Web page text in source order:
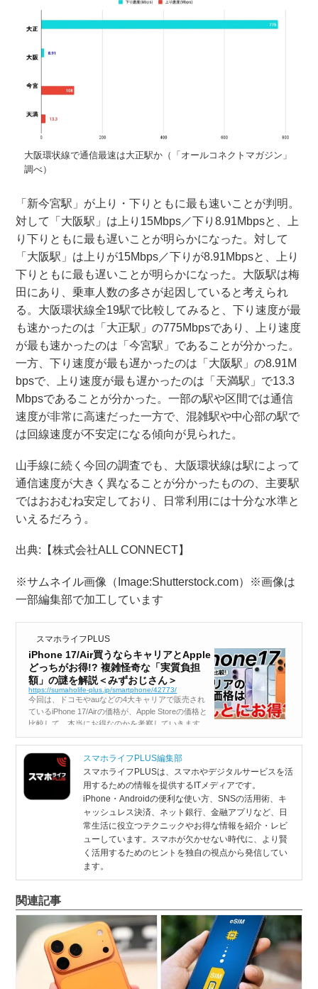
大阪環状線で通信最速は大正駅か（「オールコネクトマガジン」
調べ）
「新今宮駅」が上り・下りともに最も速いことが判明。
対して「大阪駅」は上り15Mbps／下り8.91Mbpsと、上
り下りともに最も遅いことが明らかになった。対して
「大阪駅」は上りが15Mbps／下りが8.91Mbpsと、上り
下りともに最も遅いことが明らかになった。大阪駅は梅
田にあり、乗車人数の多さが起因していると考えられ
る。大阪環状線全19駅で比較してみると、下り速度が最
も速かったのは「大正駅」の775Mbpsであり、上り速度
が最も速かったのは「今宮駅」であることが分かった。
一方、下り速度が最も遅かったのは「大阪駅」の8.91M
bpsで、上り速度が最も遅かったのは「天満駅」で13.3
Mbpsであることが分かった。一部の駅や区間では通信
速度が非常に高速だった一方で、混雑駅や中心部の駅で
は回線速度が不安定になる傾向が見られた。
山手線に続く今回の調査でも、大阪環状線は駅によって
通信速度が大きく異なることが分かったものの、主要駅
ではおおむね安定しており、日常利用には十分な水準と
いえるだろう。
出典:【株式会社ALL CONNECT】
※サムネイル画像（Image:Shutterstock.com）※画像は
一部編集部で加工しています
スマホライフPLUS
iPhone 17/Air買うならキャリアとApple
どっちがお得!? 複雑怪奇な「実質負担
額」の謎を解説＜みずおじさん＞
https://sumaholife-plus.jp/smartphone/42773/
今回は、ドコモやauなどの4大キャリアで販売され
ているiPhone 17/Airの価格が、Apple Storeの価格と
比較して、本当にお得なのかを考察していきます。
キャリアでは何とか割りとかがたくさん用意されて
いて、結局「実質負担額」がよく分からないと思い
ます。その...
スマホライフPLUS編集部
スマホライフPLUSは、スマホやデジタルサービスを活
用するための情報を提供するITメディアです。
iPhone・Androidの便利な使い方、SNSの活用術、キ
ャッシュレス決済、ネット銀行、金融アプリなど、日
常生活に役立つテクニックやお得な情報を紹介・レビ
ューしています。スマホが欠かせない時代に、より賢
く活用するためのヒントを独自の視点から発信してい
ます。
関連記事